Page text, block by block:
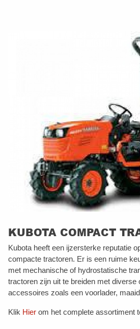
KUBOTA COMPACT
Kubota heeft een ijzersterke reputatie
compacte tractoren. Er is een ruime
met mechanische of hydrostatische
tractoren zijn uit te breiden met diverse
accessoires zoals een voorlader,
Klik Hier om het complete assortiment